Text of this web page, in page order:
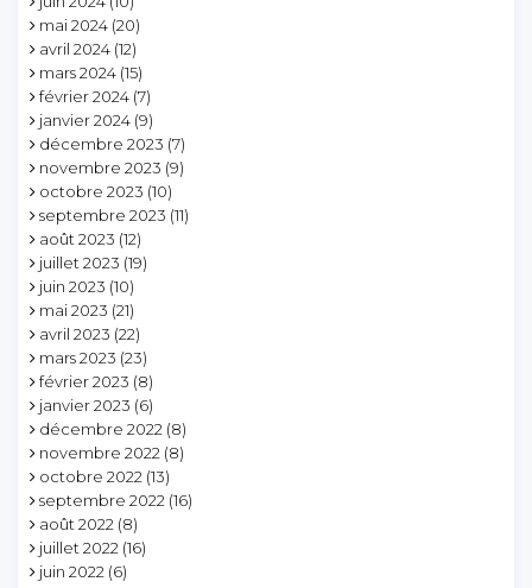
mai 2024 (20)
avril 2024 (12)
mars 2024 (15)
février 2024 (7)
janvier 2024 (9)
décembre 2023 (7)
novembre 2023 (9)
octobre 2023 (10)
septembre 2023 (11)
août 2023 (12)
juillet 2023 (19)
juin 2023 (10)
mai 2023 (21)
avril 2023 (22)
mars 2023 (23)
février 2023 (8)
janvier 2023 (6)
décembre 2022 (8)
novembre 2022 (8)
octobre 2022 (13)
septembre 2022 (16)
août 2022 (8)
juillet 2022 (16)
juin 2022 (6)